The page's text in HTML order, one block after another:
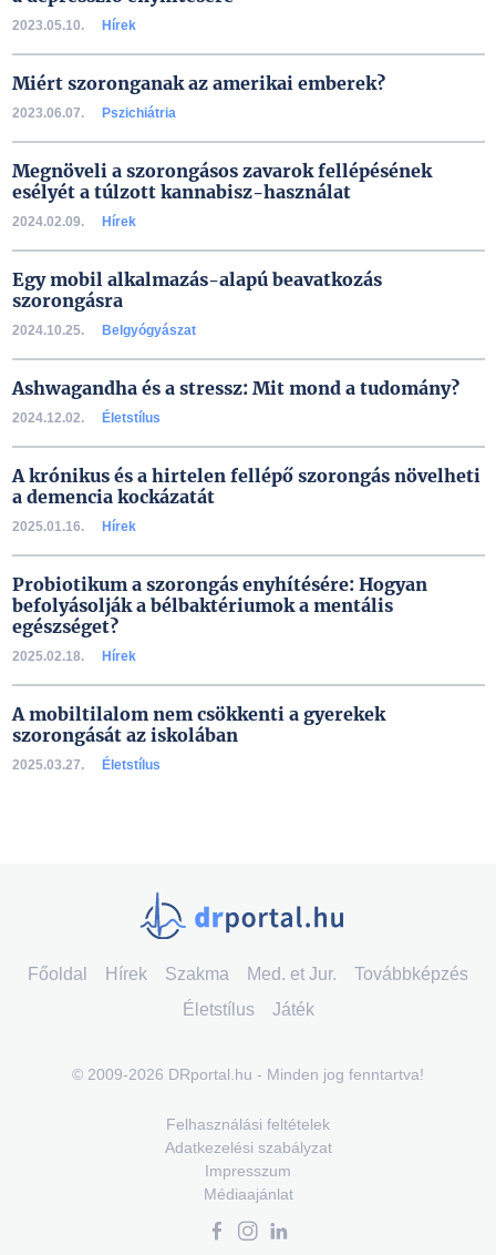
2023.05.10. Hírek
Miért szoronganak az amerikai emberek?
2023.06.07. Pszichiátria
Megnöveli a szorongásos zavarok fellépésének
esélyét a túlzott kannabisz-használat
2024.02.09. Hírek
Egy mobil alkalmazás-alapú beavatkozás
szorongásra
2024.10.25. Belgyógyászat
Ashwagandha és a stressz: Mit mond a tudomány?
2024.12.02. Életstílus
A krónikus és a hirtelen fellépő szorongás növelheti
a demencia kockázatát
2025.01.16. Hírek
Probiotikum a szorongás enyhítésére: Hogyan
befolyásolják a bélbaktériumok a mentális
egészséget?
2025.02.18. Hírek
A mobiltilalom nem csökkenti a gyerekek
szorongását az iskolában
2025.03.27. Életstílus
Főoldal Hírek Szakma Med. et Jur.
Továbbképzés
Életstílus
Játék
© 2009-2026 DRportal.hu - Minden jog fenntartva!
Felhasználási feltételek
Adatkezelési szabályzat
Impresszum
Médiaajánlat